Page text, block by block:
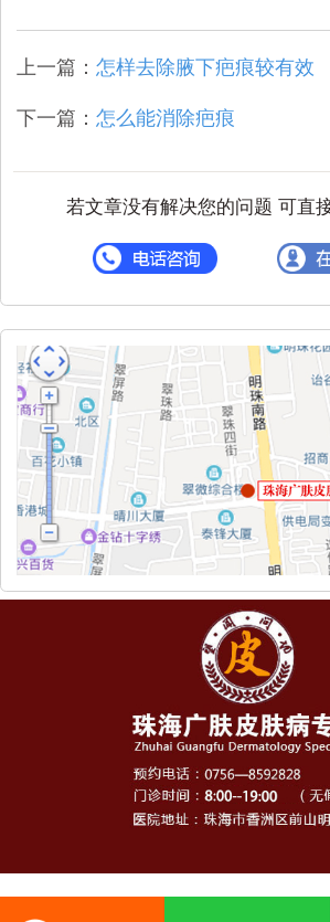
上一篇： 怎样去除腋下疤痕较有效
下一篇： 怎么能消除疤痕
若文章没有解决您的问题 可直